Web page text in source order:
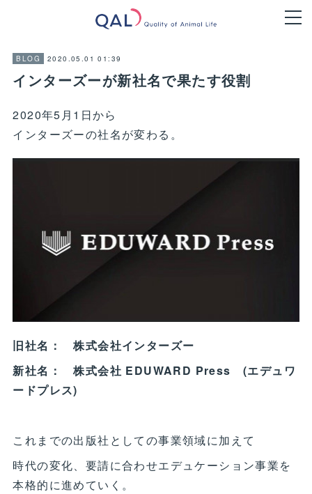
BLOG 2020.05.01 01:39
インターズーが新社名で果たす役割
2020年5月1日から
インターズーの社名が変わる。
旧社名： 株式会社インターズー
新社名： 株式会社 EDUWARD Press (エデュワ
ードプレス)
これまでの出版社としての事業領域に加えて
時代の変化、要請に合わせエデュケーション事業を
本格的に進めていく。